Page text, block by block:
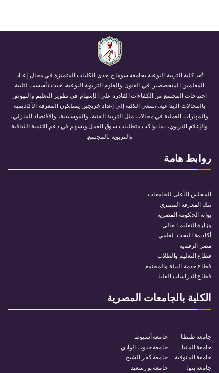
تُعد كلية التربية النوعية بجامعة سوهاج إحدى الكليات المتميزة في مجال إعداد
المعلمين المتخصصين في الفنون والعلوم التربوية النوعية، حيث تأسست لتلبية
احتياجات المجتمع من الكفاءات القادرة على الإسهام في تطوير التعليم والنهوض
بالمجالات الإبداعية. تسعى الكلية إلى إعداد خريجين يمتلكون المعرفة الأكاديمية
والمهارات العملية في مجالات مثل التربية الفنية، والموسيقية، والاقتصاد المنزلي،
والإعلام التربوي، بما يواكب متطلبات سوق العمل ويسهم في دعم التنمية الثقافية
والتربوية بالمجتمع.
روابط هامة
المجلس الأعلى للجامعات
بنك المعرفة المصري
بوابة الحكومة المصرية
وزارة التعليم العالي
أكاديمة البحث العلمي
مصر الرقمية
قطاع التعليم والطلاب
قطاع خدمة البيئة والمجنمع
قطاع الدراسات العليا
الكلية بالجامعات المصرية
جامعة طنطا
جامعة المنيا
جامعة المنوفية
جامعة بنها
جامعة أسيوط
جامعة جنوب الوادي
جامعة كفر الشيخ
جامعة بورسعيد